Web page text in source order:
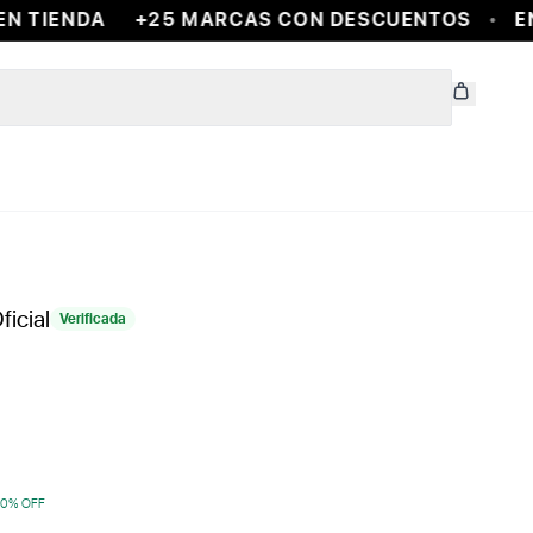
TIENDA +25 MARCAS CON DESCUENTOS
Verificada
% OFF